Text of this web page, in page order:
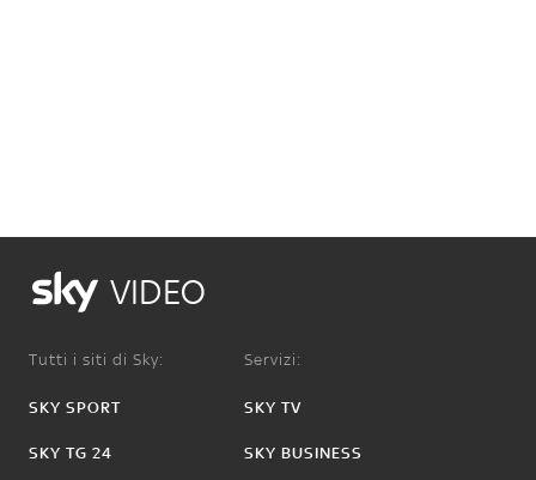
VIDEO
Tutti i siti di Sky:
SKY SPORT
SKY TG 24
Servizi:
SKY TV
SKY BUSINESS